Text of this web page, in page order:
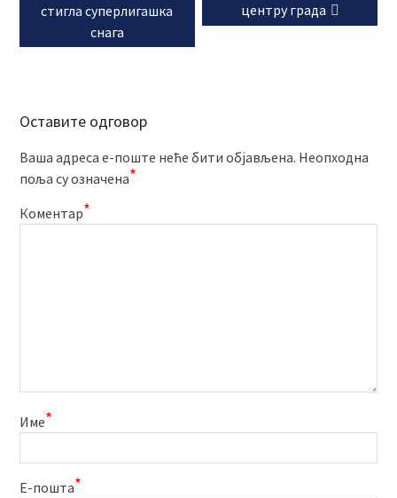
стигла суперлигашка
снага
центру града
Оставите одговор
Ваша адреса е-поште неће бити објављена. Неопходна
поља су означена*
Коментар*
Име*
Е-пошта*